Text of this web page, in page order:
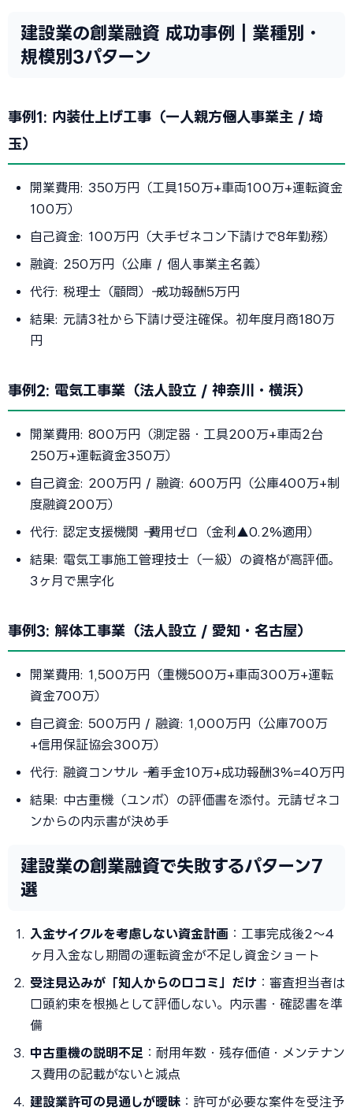
建設業の創業融資 成功事例｜業種別・
規模別3パターン
事例1: 内装仕上げ工事（一人親方→個人事業主 / 埼
玉）
開業費用: 350万円（工具150万+車両100万+運転資金
100万）
自己資金: 100万円（大手ゼネコン下請けで8年勤務）
融資: 250万円（公庫 / 個人事業主名義）
代行: 税理士（顧問）→ 成功報酬5万円
結果: 元請3社から下請け受注確保。初年度月商180万
円
事例2: 電気工事業（法人設立 / 神奈川・横浜）
開業費用: 800万円（測定器・工具200万+車両2台
250万+運転資金350万）
自己資金: 200万円 / 融資: 600万円（公庫400万+制
度融資200万）
代行: 認定支援機関 → 費用ゼロ（金利▲0.2%適用）
結果: 電気工事施工管理技士（一級）の資格が高評価。
3ヶ月で黒字化
事例3: 解体工事業（法人設立 / 愛知・名古屋）
開業費用: 1,500万円（重機500万+車両300万+運転
資金700万）
自己資金: 500万円 / 融資: 1,000万円（公庫700万
+信用保証協会300万）
代行: 融資コンサル → 着手金10万+成功報酬3%=40万円
結果: 中古重機（ユンボ）の評価書を添付。元請ゼネコ
ンからの内示書が決め手
建設業の創業融資で失敗するパターン7
選
入金サイクルを考慮しない資金計画 ：工事完成後2〜4
ヶ月入金なし期間の運転資金が不足し資金ショート
受注見込みが「知人からの口コミ」だけ ：審査担当者は
口頭約束を根拠として評価しない。内示書・確認書を準
備
中古重機の説明不足 ：耐用年数・残存価値・メンテナン
ス費用の記載がないと減点
建設業許可の見通しが曖昧 ：許可が必要な案件を受注予